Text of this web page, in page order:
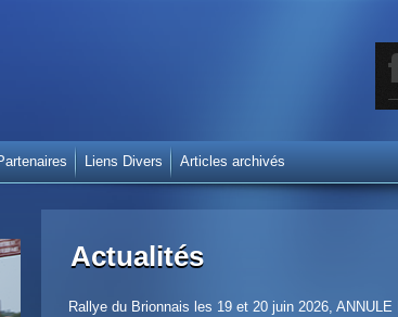
Actualités
Rallye du Brionnais les 19 et 20 juin 2026,
Liens Divers Articles archivés